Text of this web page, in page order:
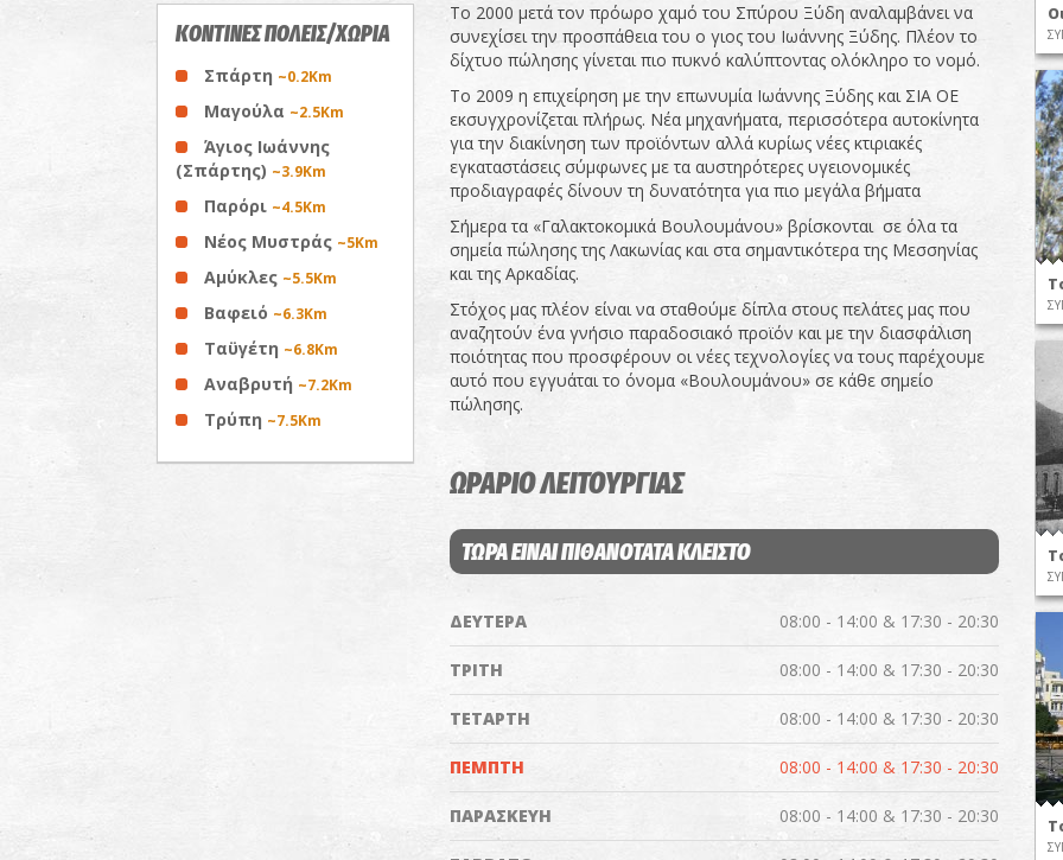
ΚΟΝΤΙΝΕΣ ΠΟΛΕΙΣ/ΧΩΡΙΑ
Σπάρτη ~0.2Km
Μαγούλα ~2.5Km
Άγιος Ιωάννης
(Σπάρτης) ~3.9Km
Παρόρι ~4.5Km
Νέος Μυστράς ~5Km
Αμύκλες ~5.5Km
Βαφειό ~6.3Km
Ταϋγέτη ~6.8Km
Αναβρυτή ~7.2Km
Τρύπη ~7.5Km
Το 2000 μετά τον πρόωρο χαμό του Σπύρου Ξύδη αναλαμβάνει να
συνεχίσει την προσπάθεια του ο γιος του Ιωάννης Ξύδης. Πλέον το
δίχτυο πώλησης γίνεται πιο πυκνό καλύπτοντας ολόκληρο το νομό.
Το 2009 η επιχείρηση με την επωνυμία Ιωάννης Ξύδης και ΣΙΑ ΟΕ
εκσυγχρονίζεται πλήρως. Νέα μηχανήματα, περισσότερα αυτοκίνητα
για την διακίνηση των προϊόντων αλλά κυρίως νέες κτιριακές
εγκαταστάσεις σύμφωνες με τα αυστηρότερες υγειονομικές
προδιαγραφές δίνουν τη δυνατότητα για πιο μεγάλα βήματα
Σήμερα τα «Γαλακτοκομικά Βουλουμάνου» βρίσκονται σε όλα τα
σημεία πώλησης της Λακωνίας και στα σημαντικότερα της Μεσσηνίας
και της Αρκαδίας.
Στόχος μας πλέον είναι να σταθούμε δίπλα στους πελάτες μας που
αναζητούν ένα γνήσιο παραδοσιακό προϊόν και με την διασφάλιση
ποιότητας που προσφέρουν οι νέες τεχνολογίες να τους παρέχουμε
αυτό που εγγυάται το όνομα «Βουλουμάνου» σε κάθε σημείο
πώλησης.
ΩΡΑΡΙΟ ΛΕΙΤΟΥΡΓΙΑΣ
ΤΩΡΑ ΕΙΝΑΙ ΠΙΘΑΝΟΤΑΤΑ ΚΛΕΙΣΤΟ
ΔΕΥΤΕΡΑ 08:00 - 14:00 & 17:30 - 20:30
ΤΡΙΤΗ 08:00 - 14:00 & 17:30 - 20:30
ΤΕΤΑΡΤΗ 08:00 - 14:00 & 17:30 - 20:30
ΠΕΜΠΤΗ 08:00 - 14:00 & 17:30 - 20:30
ΠΑΡΑΣΚΕΥΗ 08:00 - 14:00 & 17:30 - 20:30